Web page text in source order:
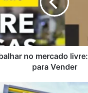
no mercado
para Vender